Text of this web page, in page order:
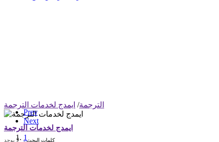
Prev
Next
1
الترجمة/ ايمدج لخدمات الترجمة
ايمدج لخدمات الترجمة
كلمات البحث : لا يوجد